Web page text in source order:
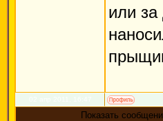
или за
Показать